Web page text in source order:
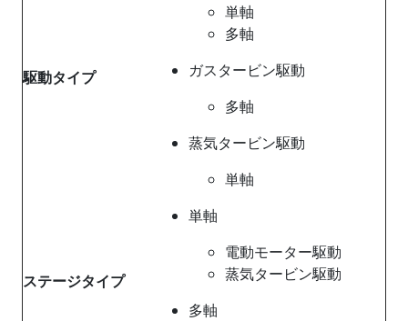
駆動タイプ
単軸
多軸
ガスタービン駆動
多軸
蒸気タービン駆動
単軸
ステージタイプ
単軸
電動モーター駆動
蒸気タービン駆動
多軸